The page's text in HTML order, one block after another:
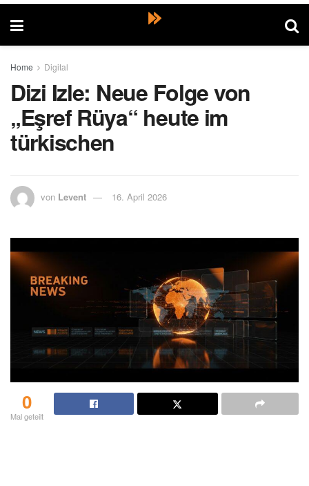
Home Digital
Dizi Izle: Neue Folge von
„Eşref Rüya“ heute im
türkischen
von Levent 16. April 2026
0
Mal geteilt